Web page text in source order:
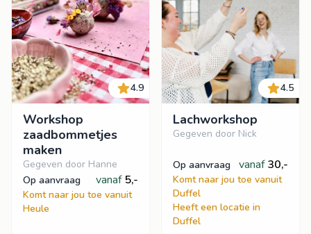
4.9
Workshop
zaadbommetjes
maken
Gegeven door Hanne
op aanvraag
vanaf 5,-
Komt naar jou toe vanuit
Heule
4.5
Lachworkshop
Gegeven door Nick
op aanvraag vanaf 30,-
Komt naar jou toe vanuit
Duffel
Heeft een locatie in
Duffel